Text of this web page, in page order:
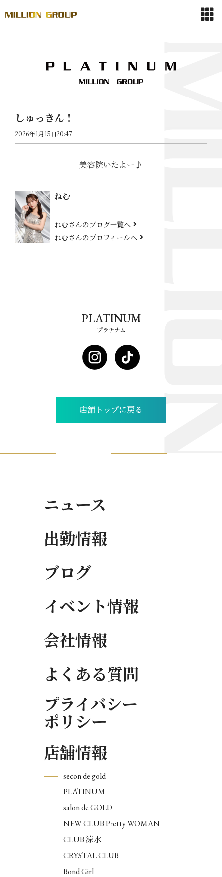
しゅっきん！
2026年1月15日20:47
美容院いたよー♪
ねむ
ねむさんのブログ一覧へ
ねむさんのプロフィールへ
PLATINUM
プラチナム
店舗トップに戻る
ニュース
出勤情報
ブログ
イベント情報
会社情報
よくある質問
プライバシー
ポリシー
店舗情報
secon de gold
PLATINUM
salon de GOLD
NEW CLUB Pretty WOMAN
CLUB 涼水
CRYSTAL CLUB
Bond Girl